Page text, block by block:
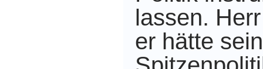
lassen.
er hätte